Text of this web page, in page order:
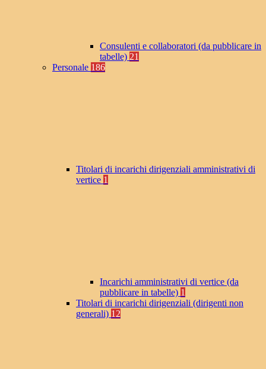
Consulenti e collaboratori (da pubblicare in
tabelle) 21
Personale 186
Titolari di incarichi dirigenziali amministrativi di
vertice 1
Incarichi amministrativi di vertice (da
pubblicare in tabelle) 1
Titolari di incarichi dirigenziali (dirigenti non
generali) 12